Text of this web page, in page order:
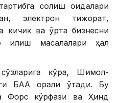
солиш қоидалари
электрон тижорат,
кичик ва ўрта бизнесни
қилиш масалалари ҳал
кўра, Шимол-
БАА орқали ўтади. Бу
Форс кўрфази ва Ҳинд